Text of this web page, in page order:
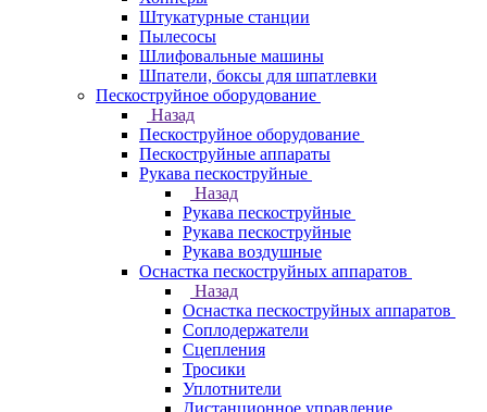
Штукатурные станции
Пылесосы
Шлифовальные машины
Шпатели, боксы для шпатлевки
Пескоструйное оборудование
Назад
Пескоструйное оборудование
Пескоструйные аппараты
Рукава пескоструйные
Назад
Рукава пескоструйные
Рукава пескоструйные
Рукава воздушные
Оснастка пескоструйных аппаратов
Назад
Оснастка пескоструйных аппаратов
Соплодержатели
Сцепления
Тросики
Уплотнители
Дистанционное управление